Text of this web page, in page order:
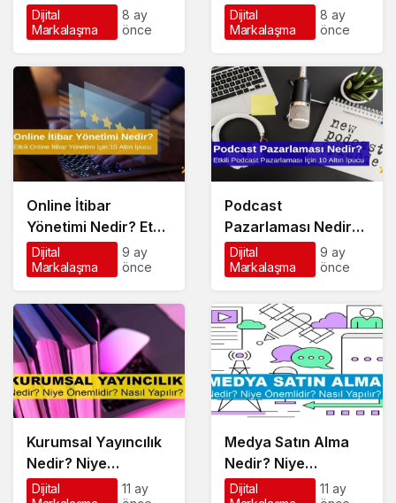
Stratejik Marka
Yönetimi için 10 Altın
Dijital
Markalaşma
8 ay
önce
Oluşturma için 10
Altın İpucu
Dijital
Markalaşma
8 ay
önce
Online İtibar
Yönetimi Nedir? Etkili
Online İtibar
Yönetimi İçin 10 Altın
Dijital
Markalaşma
9 ay
önce
Podcast
Pazarlaması Nedir
Etkili Podcast
Pazarlaması için 10
Dijital
Markalaşma
9 ay
önce
Kurumsal Yayıncılık
Nedir? Niye
Önemlidir? Kurumsal
Dijital
11 ay
Medya Satın Alma
Nedir? Niye
Önemlidir? Medya
Dijital
11 ay